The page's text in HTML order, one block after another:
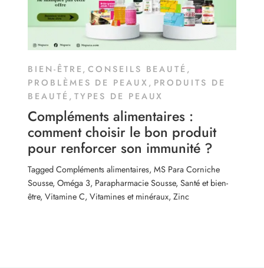
BIEN-ÊTRE,CONSEILS BEAUTÉ,
PROBLÈMES DE PEAUX, PRODUITS DE
BEAUTÉ, TYPES DE PEAUX
Compléments alimentaires :
comment choisir le bon produit
pour renforcer son immunité ?
TaggedCompléments alimentaires,MS Para Corniche
Sousse,Oméga 3, Parapharmacie Sousse,Santé et bien-
être,Vitamine C,Vitamines et minéraux,Zinc